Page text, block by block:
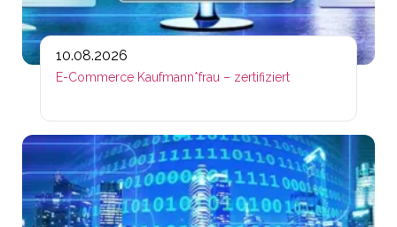
10.08.2026
E-Commerce Kaufmann*frau – zertifiziert